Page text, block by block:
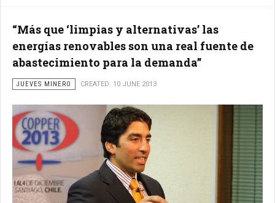
“Más que ‘limpias y alternativas’ las
energías renovables son una real fuente de
abastecimiento para la demanda”
JUEVES MINERO CREATED: 10 JUNE 2013